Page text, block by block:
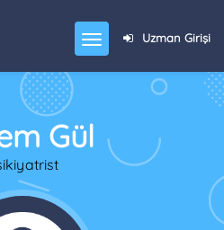
Uzman Girişi
Gül